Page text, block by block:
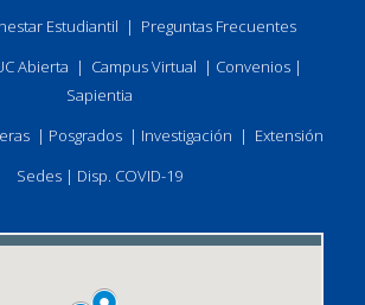
Estudiantil | Preguntas Frecuentes
Abierta | Campus Virtual | Convenios|
Sapientia
| Posgrados | Investigación | Extensión
Sedes | Disp. COVID-19